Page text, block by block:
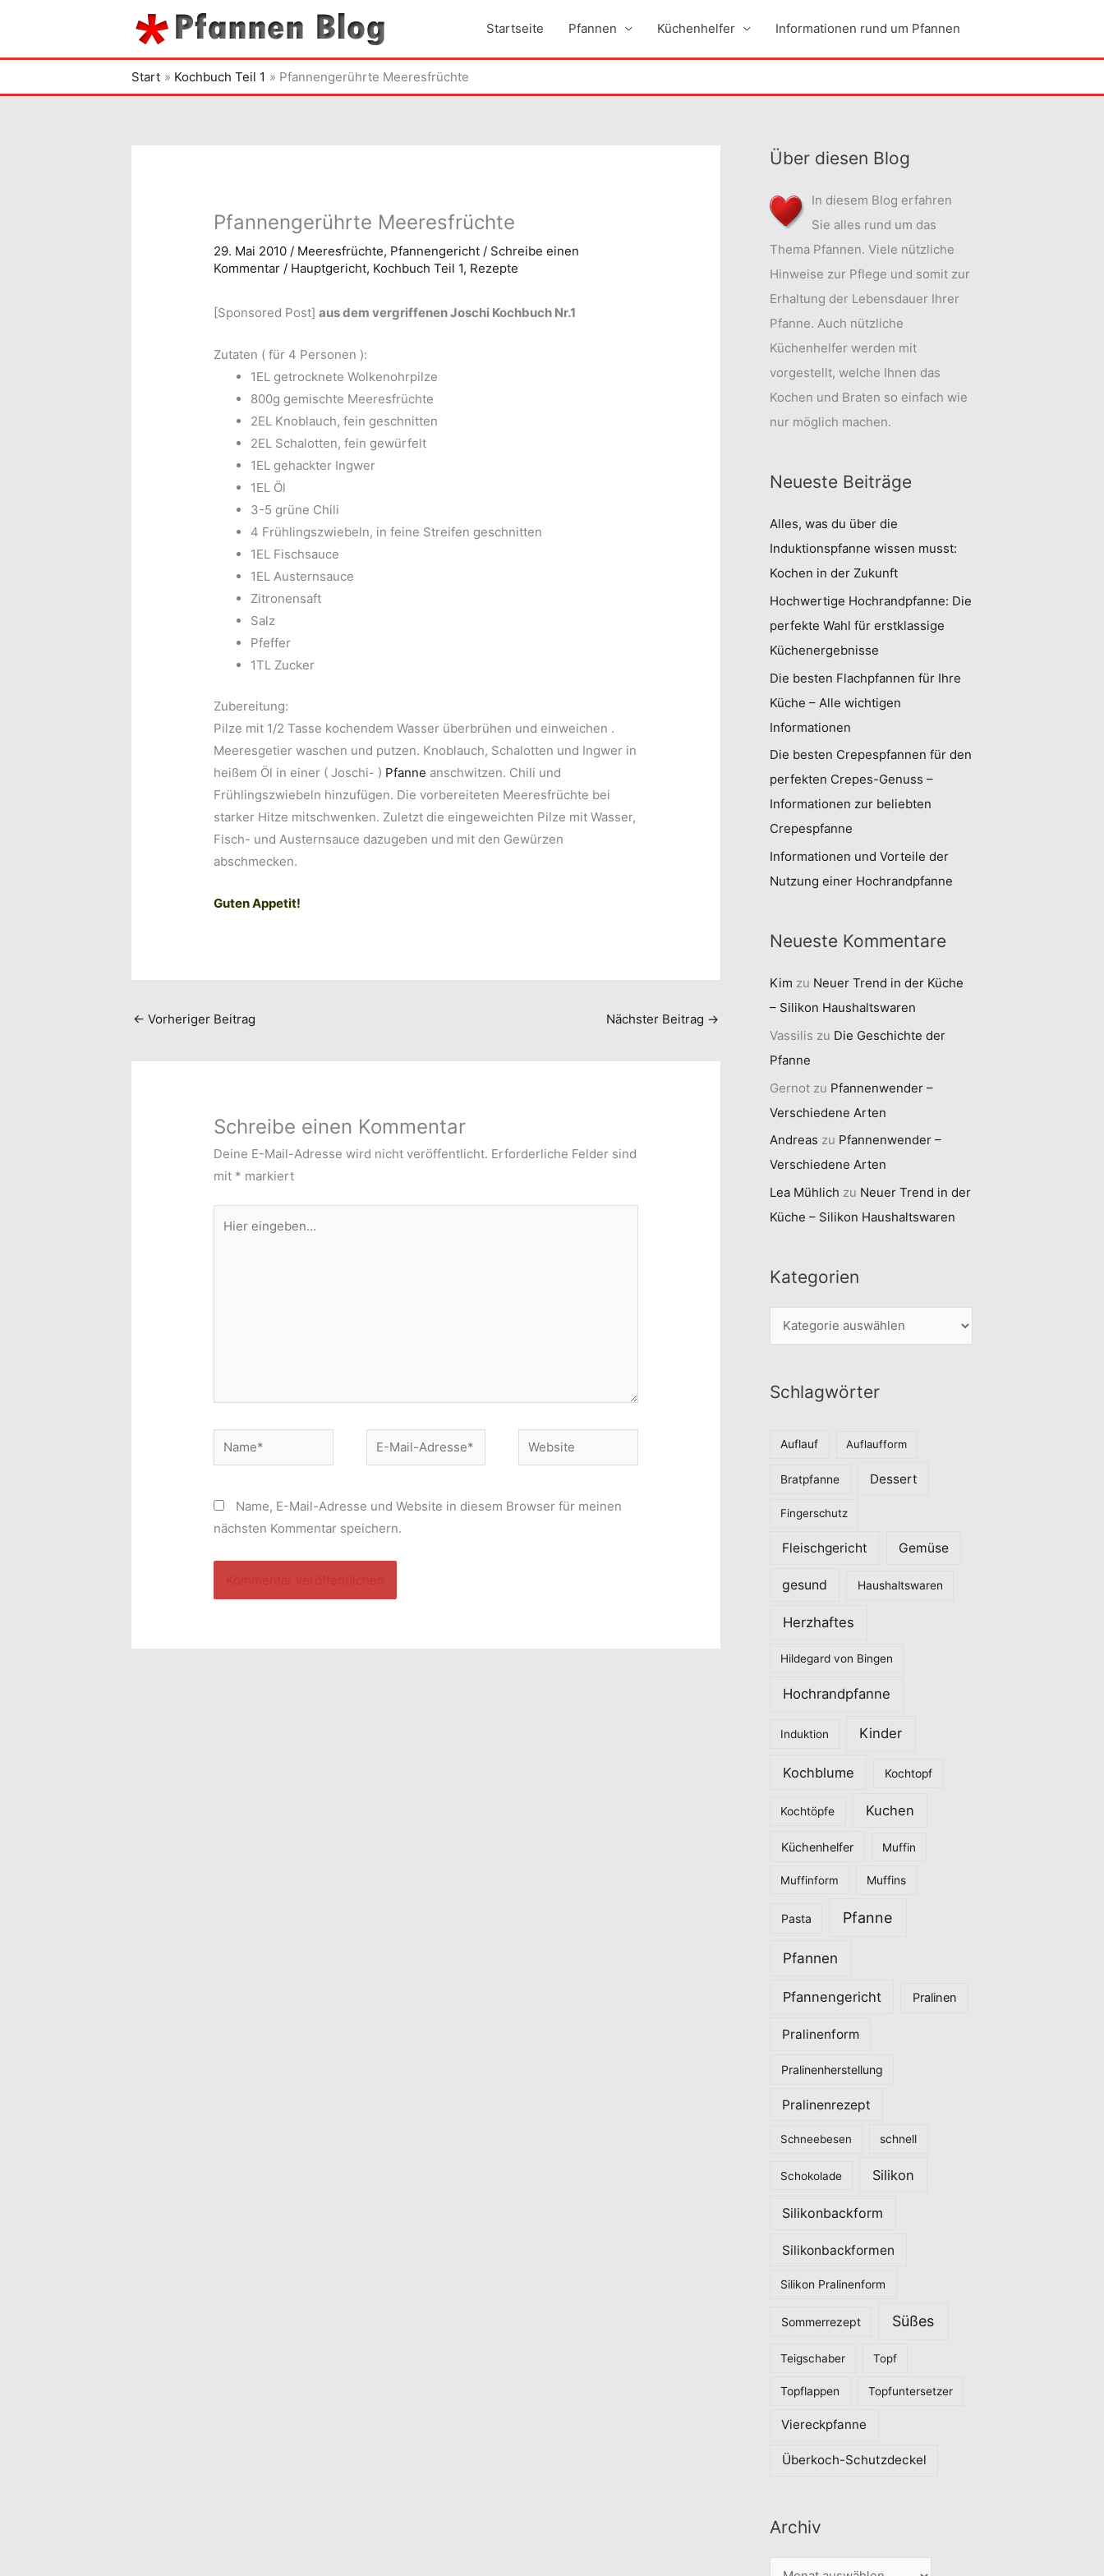
springen
Startseite Pfannen Küchenhelfer Informationen rund um Pfannen
Start Kochbuch Teil 1 Pfannengerührte Meeresfrüchte
Pfannengerührte Meeresfrüchte
29. Mai 2010 / Meeresfrüchte, Pfannengericht / Schreibe einen
Kommentar / Hauptgericht, Kochbuch Teil 1, Rezepte
[Sponsored Post]aus dem vergriffenen Joschi Kochbuch Nr.1
Zutaten ( für 4 Personen ):
1EL getrocknete Wolkenohrpilze
800g gemischte Meeresfrüchte
2EL Knoblauch, fein geschnitten
2EL Schalotten, fein gewürfelt
1EL gehackter Ingwer
1EL Öl
3-5 grüne Chili
4 Frühlingszwiebeln, in feine Streifen geschnitten
1EL Fischsauce
1EL Austernsauce
Zitronensaft
Salz
Pfeffer
1TL Zucker
Zubereitung:
Pilze mit 1/2 Tasse kochendem Wasser überbrühen und einweichen .
Meeresgetier waschen und putzen. Knoblauch, Schalotten und Ingwer in
heißem Öl in einer ( Joschi- ) Pfanne anschwitzen. Chili und
Frühlingszwiebeln hinzufügen. Die vorbereiteten Meeresfrüchte bei
starker Hitze mitschwenken. Zuletzt die eingeweichten Pilze mit Wasser,
Fisch- und Austernsauce dazugeben und mit den Gewürzen
abschmecken.
Guten Appetit!
← Vorheriger Beitrag Nächster Beitrag →
Schreibe einen Kommentar
Deine E-Mail-Adresse wird nicht veröffentlicht. Erforderliche Felder sind
mit * markiert
eingeben…
Name*
E-
Mail-
Website
Name, E-Mail-Adresse und Website in diesem Browser für meinen
nächsten Kommentar speichern.
Über diesen Blog
In diesem Blog erfahren
Sie alles rund um das
Thema Pfannen. Viele nützliche
Hinweise zur Pflege und somit zur
Erhaltung der Lebensdauer Ihrer
Pfanne. Auch nützliche
Küchenhelfer werden mit
vorgestellt, welche Ihnen das
Kochen und Braten so einfach wie
nur möglich machen.
Neueste Beiträge
Alles, was du über die
Induktionspfanne wissen musst:
Kochen in der Zukunft
Hochwertige Hochrandpfanne: Die
perfekte Wahl für erstklassige
Küchenergebnisse
Die besten Flachpfannen für Ihre
Küche – Alle wichtigen
Informationen
Die besten Crepespfannen für den
perfekten Crepes-Genuss –
Informationen zur beliebten
Crepespfanne
Informationen und Vorteile der
Nutzung einer Hochrandpfanne
Neueste Kommentare
Kim zu Neuer Trend in der Küche
– Silikon Haushaltswaren
Vassilis zu Die Geschichte der
Pfanne
Gernotzu Pfannenwender –
Verschiedene Arten
Andreas zu Pfannenwender –
Verschiedene Arten
Lea Mühlich zu Neuer Trend in der
Küche – Silikon Haushaltswaren
Kategorien
a
e
Schlagwörter
Auflauf Auflaufform
Bratpfanne Dessert
Fingerschutz
Fleischgericht Gemüse
gesund Haushaltswaren
Herzhaftes
Hildegard von Bingen
Hochrandpfanne
Induktion Kinder
Kochblume Kochtopf
Kochtöpfe Kuchen
Küchenhelfer Muffin
Muffinform Muffins
Pasta Pfanne
Pfannen
Pfannengericht Pralinen
Pralinenform
Pralinenherstellung
Pralinenrezept
Schneebesen schnell
Schokolade Silikon
Silikonbackform
Silikonbackformen
Silikon Pralinenform
Sommerrezept Süßes
Teigschaber Topf
Topflappen Topfuntersetzer
Viereckpfanne
Überkoch-Schutzdeckel
Archiv